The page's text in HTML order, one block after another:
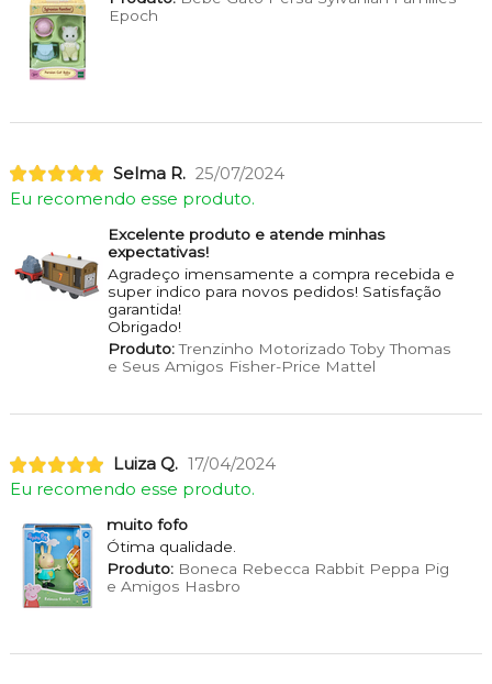
Epoch
Selma R. 25/07/2024
Eu recomendo esse produto.
Excelente produto e atende minhas
expectativas!
Agradeço imensamente a compra recebida e
super indico para novos pedidos! Satisfação
garantida!
Obrigado!
Produto:Trenzinho Motorizado Toby Thomas
e Seus Amigos Fisher-Price Mattel
Luiza Q. 17/04/2024
Eu recomendo esse produto.
muito fofo
Ótima qualidade.
Produto:Boneca Rebecca Rabbit Peppa Pig
e Amigos Hasbro